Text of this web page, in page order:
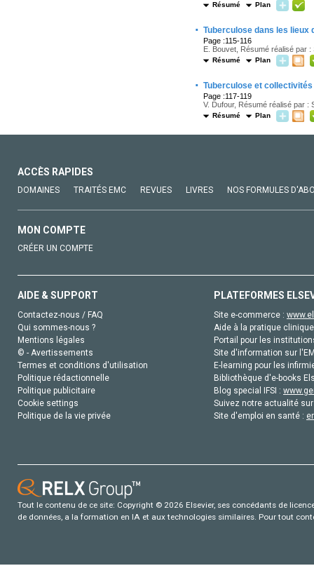
Résumé Plan
· Tuberculose dans les lieux
Page :115-116
E. Bouvet, Résumé réalisé par :
Résumé Plan
· Tuberculose et collectivités
Page :117-119
V. Dufour, Résumé réalisé par :
Résumé Plan
ACCÈS RAPIDES
DOMAINES TRAITÉS EMC REVUES LIVRES NOS FORMULES
MON COMPTE
CRÉER UN COMPTE
AIDE & SUPPORT
Contactez-nous / FAQ
Qui sommes-nous ?
Mentions légales
© - Avertissements
Termes et conditions d'utilisation
Politique rédactionnelle
Politique publicitaire
Cookie settings
Politique de la vie privée
PLATEFORMES
Site e-commerce :
Aide à la pratique
Portail pour les
Site d'information sur
E-learning pour les
Bibliothèque d'e-books
Blog special IFSI :
Suivez notre actualité
Site d'emploi en santé :
Tout le contenu de ce site: Copyright © 2026 Elsevier, ses concédants de
de données, a la formation en IA et aux technologies similaires. Pour tout